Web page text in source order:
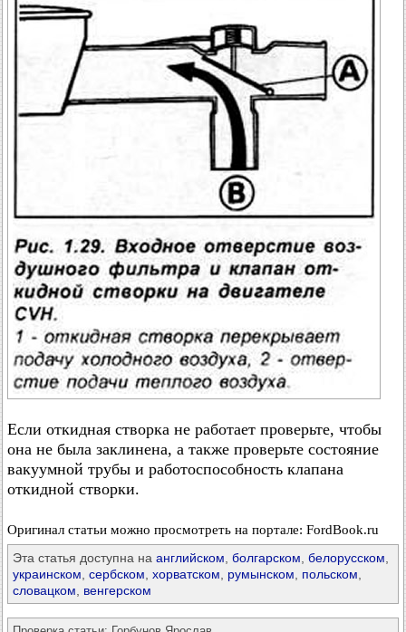
Если откидная створка не работает проверьте, чтобы
она не была заклинена, а также проверьте состояние
вакуумной трубы и работоспособность клапана
откидной створки.
Оригинал статьи можно просмотреть на портале: FordBook.ru
Эта статья доступна на английском болгарском белорусском
украинском сербском хорватском румынском польском
словацком
венгерском